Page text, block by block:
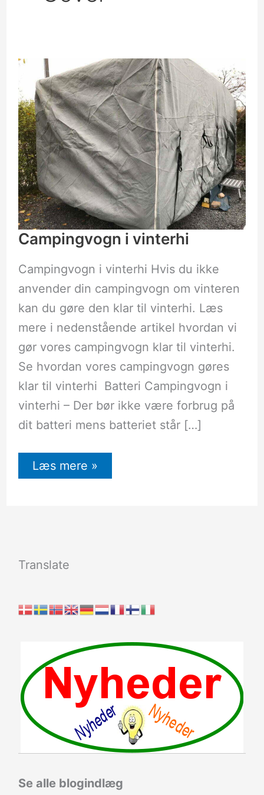
Campingvogn i vinterhi
Campingvogn i vinterhi Hvis du ikke
anvender din campingvogn om vinteren
kan du gøre den klar til vinterhi. Læs
mere i nedenstående artikel hvordan vi
gør vores campingvogn klar til vinterhi.
Se hvordan vores campingvogn gøres
klar til vinterhi Batteri Campingvogn i
vinterhi – Der bør ikke være forbrug på
dit batteri mens batteriet står […]
vinterhi
Læs mere »
Translate
Se alle blogindlæg